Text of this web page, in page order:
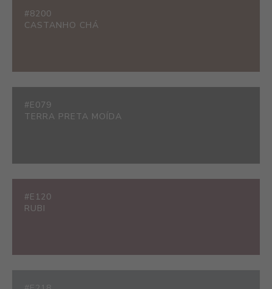
#8200
CASTANHO CHÁ
#E079
TERRA PRETA MOÍDA
#E120
RUBI